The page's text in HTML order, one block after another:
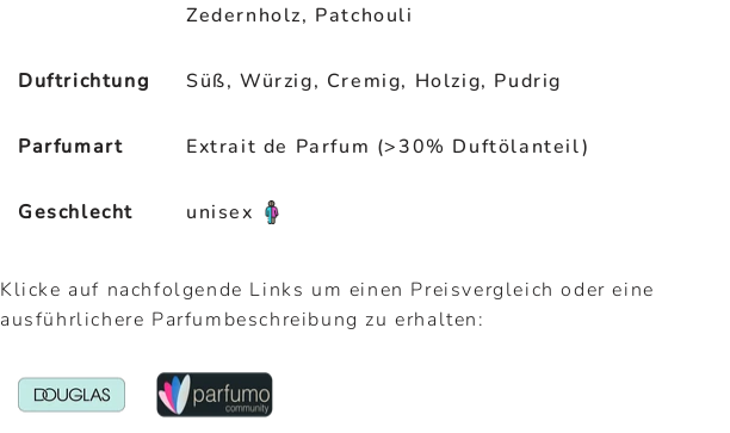
Zedernholz, Patchouli
Duftrichtung Süß, Würzig, Cremig, Holzig, Pudrig
Parfumart Extrait de Parfum (>30% Duftölanteil)
Geschlecht unisex
Klicke auf nachfolgende Links um einen Preisvergleich oder eine
ausführlichere Parfumbeschreibung zu erhalten: